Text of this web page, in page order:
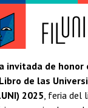
invitada de honor
de las
2025 , feria del